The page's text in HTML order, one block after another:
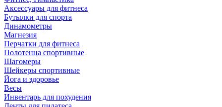
Аксессуары для фитнеса
Бутылки для спорта
Динамометры
Магнезия
Перчатки для фитнеса
Полотенца спортивные
Шагомеры
Шейкеры спортивные
Йога и здоровье
Весы
Инвентарь для похудения